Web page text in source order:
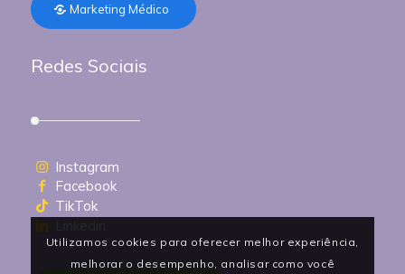
Marketing Médico
Redes Sociais
Instagram
Facebook
TikTok
Utilizamos cookies para oferecer melhor experiência,
melhorar o desempenho, analisar como você